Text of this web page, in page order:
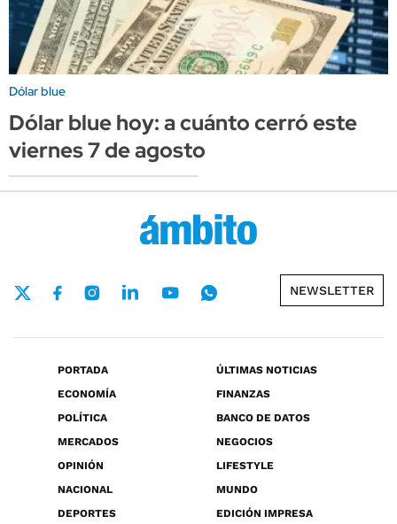
Dólar blue
Dólar blue hoy: a cuánto cerró este
viernes 7 de agosto
NEWSLETTER
PORTADA
ÚLTIMAS NOTICIAS
ECONOMÍA
FINANZAS
POLÍTICA
BANCO DE DATOS
MERCADOS
NEGOCIOS
OPINIÓN
LIFESTYLE
NACIONAL
MUNDO
DEPORTES
EDICIÓN IMPRESA